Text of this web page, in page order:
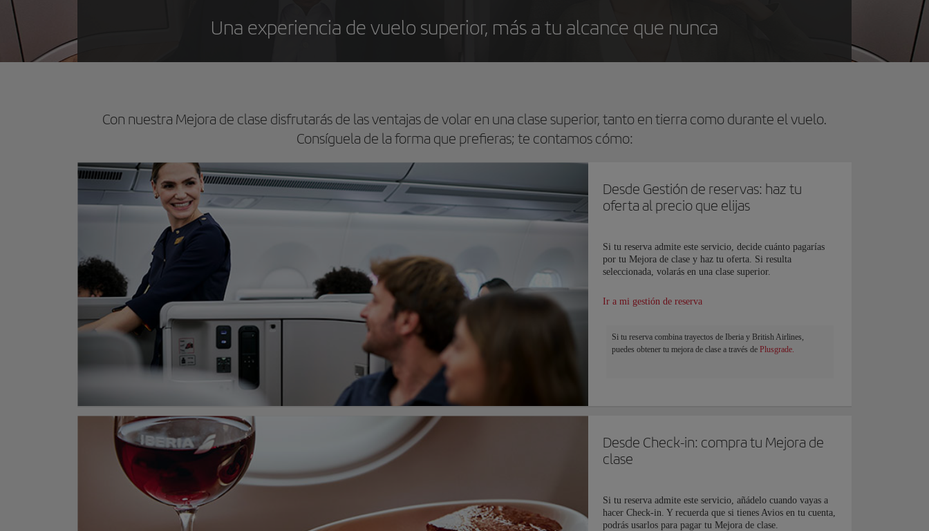
Una experiencia de vuelo superior, más a tu alcance que nunca
Con nuestra Mejora de clase disfrutarás de las ventajas de volar en una clase superior, tanto en tierra como durante el vuelo.
Consíguela de la forma que prefieras; te contamos cómo:
Desde Gestión de reservas: haz tu
oferta al precio que elijas
Si tu reserva admite este servicio, decide cuánto pagarías
por tu Mejora de clase y haz tu oferta. Si resulta
seleccionada, volarás en una clase superior.
Ir a mi gestión de reserva
Si tu reserva combina trayectos de Iberia y British Airlines,
puedes obtener tu mejora de clase a través de Plusgrade.
Desde Check-in: compra tu Mejora de
clase
Si tu reserva admite este servicio, añádelo cuando vayas a
hacer Check-in. Y recuerda que si tienes Avios en tu cuenta,
podrás usarlos para pagar tu Mejora de clase.